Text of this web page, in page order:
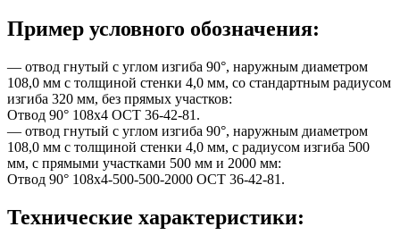
Пример условного обозначения:
— отвод гнутый с углом изгиба 90°, наружным диаметром
108,0 мм с толщиной стенки 4,0 мм, со стандартным радиусом
изгиба 320 мм, без прямых участков:
Отвод 90° 108х4 ОСТ 36-42-81.
— отвод гнутый с углом изгиба 90°, наружным диаметром
108,0 мм с толщиной стенки 4,0 мм, с радиусом изгиба 500
мм, с прямыми участками 500 мм и 2000 мм:
Отвод 90° 108х4-500-500-2000 ОСТ 36-42-81.
Технические характеристики: